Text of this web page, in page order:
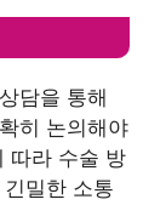
담을 통해
히 논의해야
따라 수술 방
밀한 소통